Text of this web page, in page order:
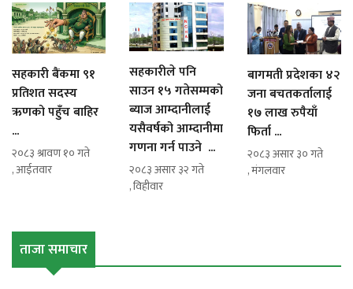
सहकारी बैंकमा ९१
प्रतिशत सदस्य
ऋणको पहुँच बाहिर
...
२०८३ श्रावण १० गते
, आईतवार
सहकारीले पनि
साउन १५ गतेसम्मको
ब्याज आम्दानीलाई
यसैवर्षको आम्दानीमा
गणना गर्न पाउने ...
२०८३ असार ३२ गते
, विहीवार
बागमती प्रदेशका ४२
जना बचतकर्तालाई
१७ लाख रुपैयाँ
फिर्ता ...
२०८३ असार ३० गते
, मंगलवार
ताजा समाचार